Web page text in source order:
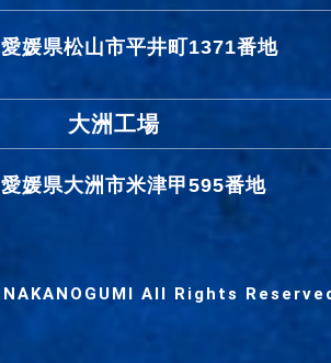
愛媛県松山市平井町1371番地
大洲工場
愛媛県大洲市米津甲595番地
NAKANOGUMI All Rights